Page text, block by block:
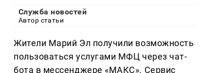
Служба новостей
Автор статьи
Жители Марий Эл получили возможность
пользоваться услугами МФЦ через чат-
бота в мессенджере «МАКС». Сервис